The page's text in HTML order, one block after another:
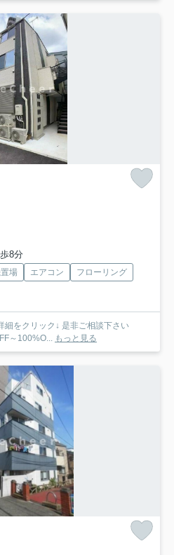
8分
場 エアコン
フローリング
細をクリック↓ 是非ご相談下さい
～100%O... もっと見る